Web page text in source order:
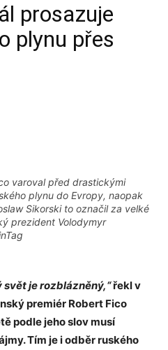
prosazuje
plynu přes
varoval před drastickými
plynu do Evropy, naopak
Sikorski to označil za velké
prezident Volodymyr
svět je rozblázněný,“řekl v
premiér Robert Fico
podle jeho slov musí
Tím je i odběr ruského